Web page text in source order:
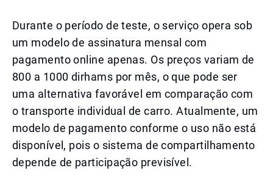
Durante o período de teste, o serviço opera sob
um modelo de assinatura mensal com
pagamento online apenas. Os preços variam de
800 a 1000 dirhams por mês, o que pode ser
uma alternativa favorável em comparação com
o transporte individual de carro. Atualmente, um
modelo de pagamento conforme o uso não está
disponível, pois o sistema de compartilhamento
depende de participação previsível.